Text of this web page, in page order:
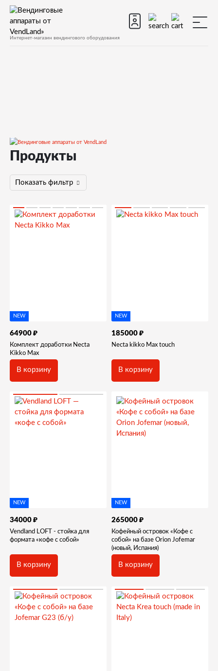
Интернет-магазин вендингового оборудования
Products из "Product tags" по тегу:
Продукты
Показать фильтр
NEW
64900 ₽
Комплект доработки Necta
Kikko Max
В корзину
NEW
185000 ₽
Necta kikko Max touch
В корзину
NEW
34000 ₽
Vendland LOFT - стойка для
формата «кофе с собой»
В корзину
NEW
265000 ₽
Кофейный островок «Кофе с
собой» на базе Orion Jofemar
(новый, Испания)
В корзину